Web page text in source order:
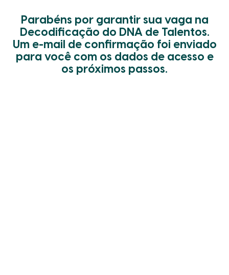
Parabéns por garantir sua vaga na
Decodificação do DNA de Talentos.
Um e-mail de confirmação foi enviado
para você com os dados de acesso e
os próximos passos.